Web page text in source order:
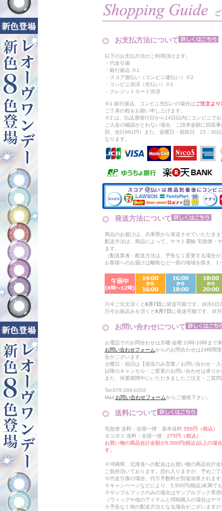
お支払方法について
以下のお支払方法がご利用頂けます。
・代金引換
・銀行振込 ※1
・スコア後払い（コンビニ後払い）※2
・コンビニ決済（先払い）※1
・クレジットカード決済
※1.銀行振込、コンビニ先払いの場合はご注文より
ご了承の程をお願い申し上げます。
※2.は、払込票発行日から14日以内にコンビニで
ご入金の確認がとれない場合、ご請求金額に回収
回、合計891円）また、金曜日・祝前日 15：00
なります。
発送方法について
商品のお届けは、兵庫県から発送させていただきま
配送方法は、商品によって、ヤマト運輸 宅急便・
ます。
（配送業者・配送方法は、予告なく変更する場合が
お客様へのお届けは離島など一部の地域を除き、
只今ご注文頂くと8月7日 に発送可能です。(8月6日
只今お振込みを頂くと8月7日 に発送可能です。(8
お問い合わせについて
お電話でのお問合わせは月曜-金曜:10時-16時まで承
お問い合わせフォームからのお問合わせは24時間
合がございます。
土曜日・祝日は【発送のみ営業／お問い合わせ
以降のキャンセル・ご変更のお問い合わせは承りか
また、休業期間中にいただきましたご注文・ご質
Tel:079-289-0202
Mail:お問い合わせフォームからご連絡下さい。
送料について
宅急便 送料：全国一律 基本送料 550円（税込）
ネコポス 送料：全国一律 275円（税込）
お買い物の商品合計金額が5,500円(税込)以上の場
す。
※沖縄県、北海道への配送はお買い物の商品合計
ご負担頂いております。恐れ入りますが、予めご
※代金引換の場合、代引手数料が別途加算されます
※キャンペーンなどにより、5,500円(税込)未満で
※サンプルブックのみの場合はサンプルブック専
（ウィッグや他のアイテムと同時購入の場合はヤ
※予告なく他の配送方法となる場合がございますの